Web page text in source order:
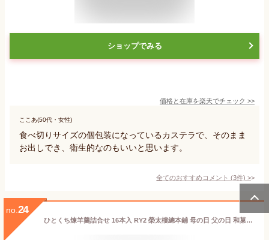
ショップでみる
価格と在庫を楽天でチェック >>
ここあ(50代・女性)
食べ切りサイズの個包装になっているカステラで、そのまま
お出しでき、衛生的なのもいいと思います。
全てのおすすめコメント (3件) >
no. 24
ひとくち煉羊羹詰合せ 16本入 RY2 榮太樓總本鋪 母の日 父の日 和菓子 ギフト おしゃれ 手土産 あんこ 老舗 高級スイーツ お取り寄せ 入学祝 送別祝 卒業祝 お祝い返し 内祝い 日本橋 2026